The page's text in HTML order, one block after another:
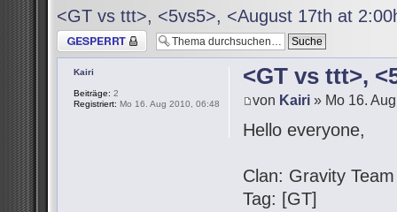
<GT vs ttt>, <5vs5>, <August 17th at
Thema gesperrt
<GT vs ttt>,
von Kairi » Mo 16.
Hello everyone,
Clan: Gravity Team
Tag: [GT]
Kairi
Beiträge: 2
Registriert: Mo 16. Aug 2010, 06:48